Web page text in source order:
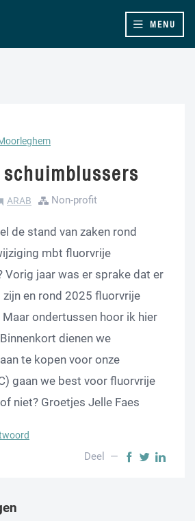
MENU
ARAB Non-profit
de stand van zaken rond
mbt fluorvrije
Vorig jaar was er sprake dat er
en rond 2025 fluorvrije
ondertussen hoor ik hier
dienen we
te kopen voor onze
gaan we best voor fluorvrije
niet? Groetjes Jelle Faes
Deel —